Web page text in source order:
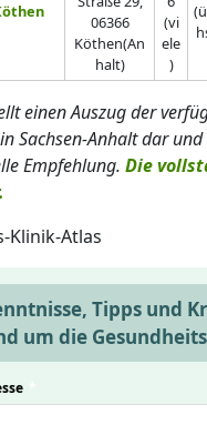
06366
Köthen(An
halt)
(vi
ele
)
einen Auszug der
Sachsen-Anhalt dar
Empfehlung. Die
Klinik-Atlas
Tipps und
um die